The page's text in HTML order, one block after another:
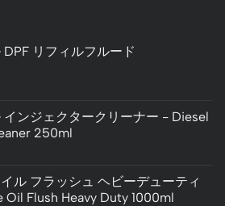
リフィルフルード
インジェクタークリーナー - Diesel
250ml
ル フラッシュ ヘビーデューティ
Oil Flush Heavy Duty 1000ml